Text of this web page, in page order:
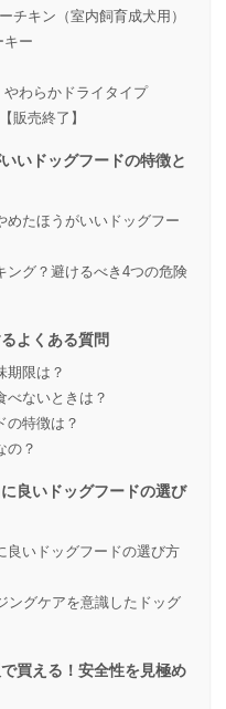
チキン（室内飼育成犬用）
キー
わらかドライタイプ
販売終了】
いドッグフードの特徴と
めたほうがいいドッグフー
ング？避けるべき4つの危険
よくある質問
期限は？
べないときは？
の特徴は？
の？
良いドッグフードの選び
良いドッグフードの選び方
ングケアを意識したドッグ
買える！安全性を見極め